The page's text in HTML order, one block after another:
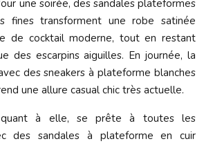
une soirée, des sandales plateformes
fines transforment une robe satinée
de cocktail moderne, tout en restant
des escarpins aiguilles. En journée, la
des sneakers à plateforme blanches
une allure casual chic très actuelle.
quant à elle, se prête à toutes les
des sandales à plateforme en cuir